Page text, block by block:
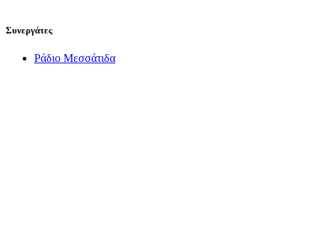
Συνεργάτες
Ράδιο Μεσσάτιδα